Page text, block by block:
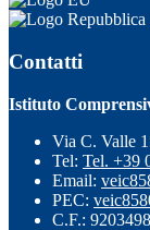
Contatti
Istituto
Via C. Valle
Tel: Tel. +39
Email:
PEC:
C.F.: